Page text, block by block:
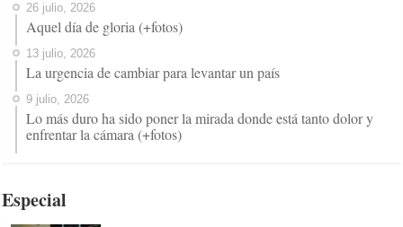
26 julio, 2026
Aquel día de gloria (+fotos)
13 julio, 2026
La urgencia de cambiar para levantar un país
9 julio, 2026
Lo más duro ha sido poner la mirada donde está tanto dolor y
enfrentar la cámara (+fotos)
Especial